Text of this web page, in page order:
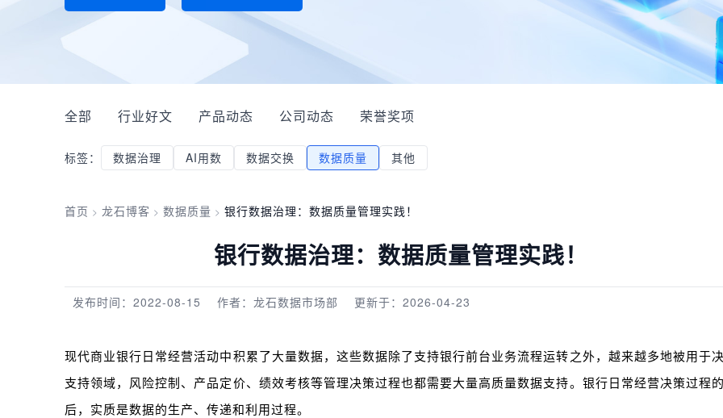
全部 行业好文 产品动态 公司动态 荣誉奖项
标签： 数据治理 AI用数 数据交换 数据质量 其他
首页 > 龙石博客 > 数据质量 > 银行数据治理：数据质量管理实践！
银行数据治理：数据质量管理实践！
发布时间：2022-08-15 作者：龙石数据市场部 更新于：2026-04-23
现代商业银行日常经营活动中积累了大量数据，这些数据除了支持银行前台业务流程运转之外，越来越多地被用于
支持领域，风险控制、产品定价、绩效考核等管理决策过程也都需要大量高质量数据支持。银行日常经营决策过程
后，实质是数据的生产、传递和利用过程。